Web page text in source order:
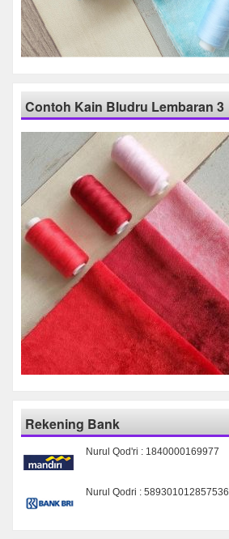
Contoh Kain Bludru Lembaran 3
Rekening Bank
Nurul Qod'ri : 1840000169977
Nurul Qodri : 589301012857536